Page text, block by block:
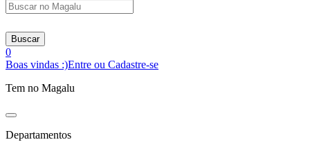
Buscar
0
Boas vindas :)Entre ou Cadastre-se
Tem no Magalu
Departamentos